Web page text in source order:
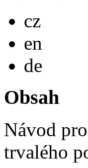
cz
en
de
Obsah
Návod
trvalého